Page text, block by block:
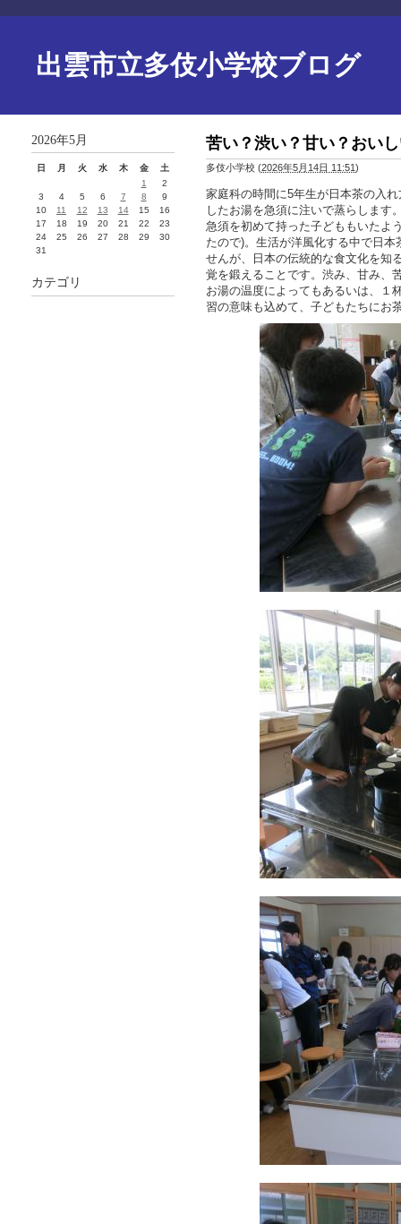
出雲市立多伎小学校ブログ
苦い？渋い？甘い？おい
多伎小学校 (2026年5月14日 11:51)
家庭科の時間に5年生が日本茶の入
したお湯を急須に注いで蒸らします
急須を初めて持った子どももいたよ
たので)。生活が洋風化する中で日
せんが、日本の伝統的な食文化を知
覚を鍛えることです。渋み、甘み、
お湯の温度によってもあるいは、１
習の意味も込めて、子どもたちにお
2026年5月
日 月 火 水 木 金
土
1
2
3
4 5 6 7 8
9
10
11 12 13 14 15
16
17
18 19 20 21 22
23
24
25 26 27 28 29
30
31
カテゴリ